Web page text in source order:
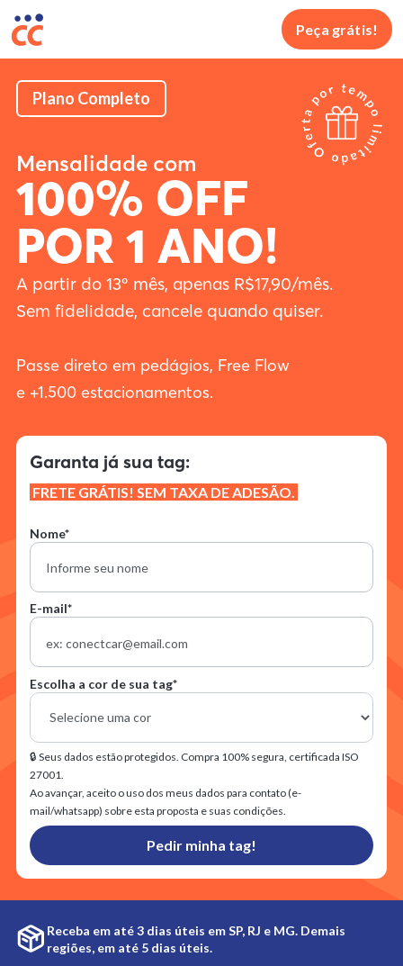
Peça grátis!
Plano Completo
Mensalidade com
100% OFF
POR 1 ANO!
A partir do 13º mês, apenas R$17,90/mês.
Sem fidelidade, cancele quando quiser.
Passe direto em pedágios, Free Flow
e +1.500 estacionamentos.
Garanta já sua tag:
FRETE GRÁTIS! SEM TAXA DE ADESÃO.
Nome*
E-mail*
Escolha a cor de sua tag*
🔒 Seus dados estão protegidos. Compra 100% segura, certificada ISO
27001.
Ao avançar, aceito o uso dos meus dados para contato (e-
mail/whatsapp) sobre esta proposta e suas condições.
Pedir minha tag!
Receba em até 3 dias úteis em SP, RJ e MG. Demais
regiões, em até 5 dias úteis.